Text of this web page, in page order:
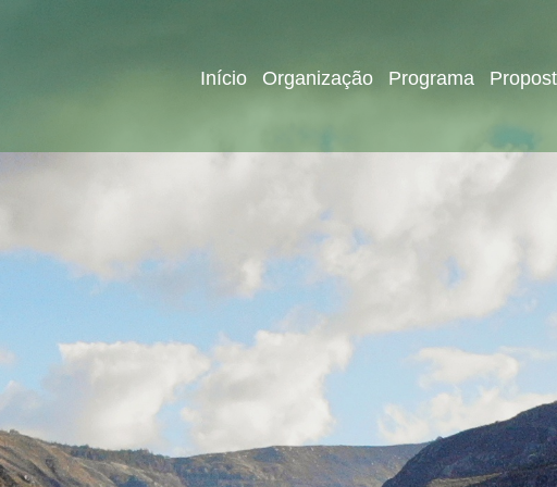
Início Organização Programa